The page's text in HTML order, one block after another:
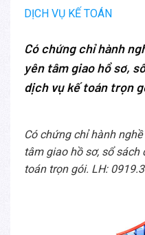
DỊCH VỤ KẾ TOÁN
Có chứng chỉ hành
yên tâm giao hồ sơ,
dịch vụ kế toán trọn
Có chứng chỉ hành
tâm giao hồ sơ, sổ sách
toán trọn gói. LH: